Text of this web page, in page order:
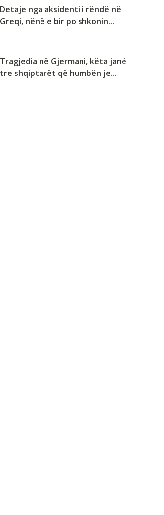
Detaje nga aksidenti i rëndë në
Greqi, nënë e bir po shkonin...
Tragjedia në Gjermani, këta janë
tre shqiptarët që humbën je...